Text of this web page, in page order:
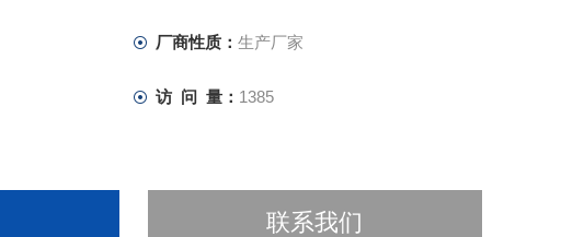
厂商性质： 生产厂家
访 问 量： 1385
联系我们